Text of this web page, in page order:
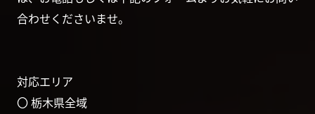
合わせくださいませ。
対応エリア
〇 栃木県全域